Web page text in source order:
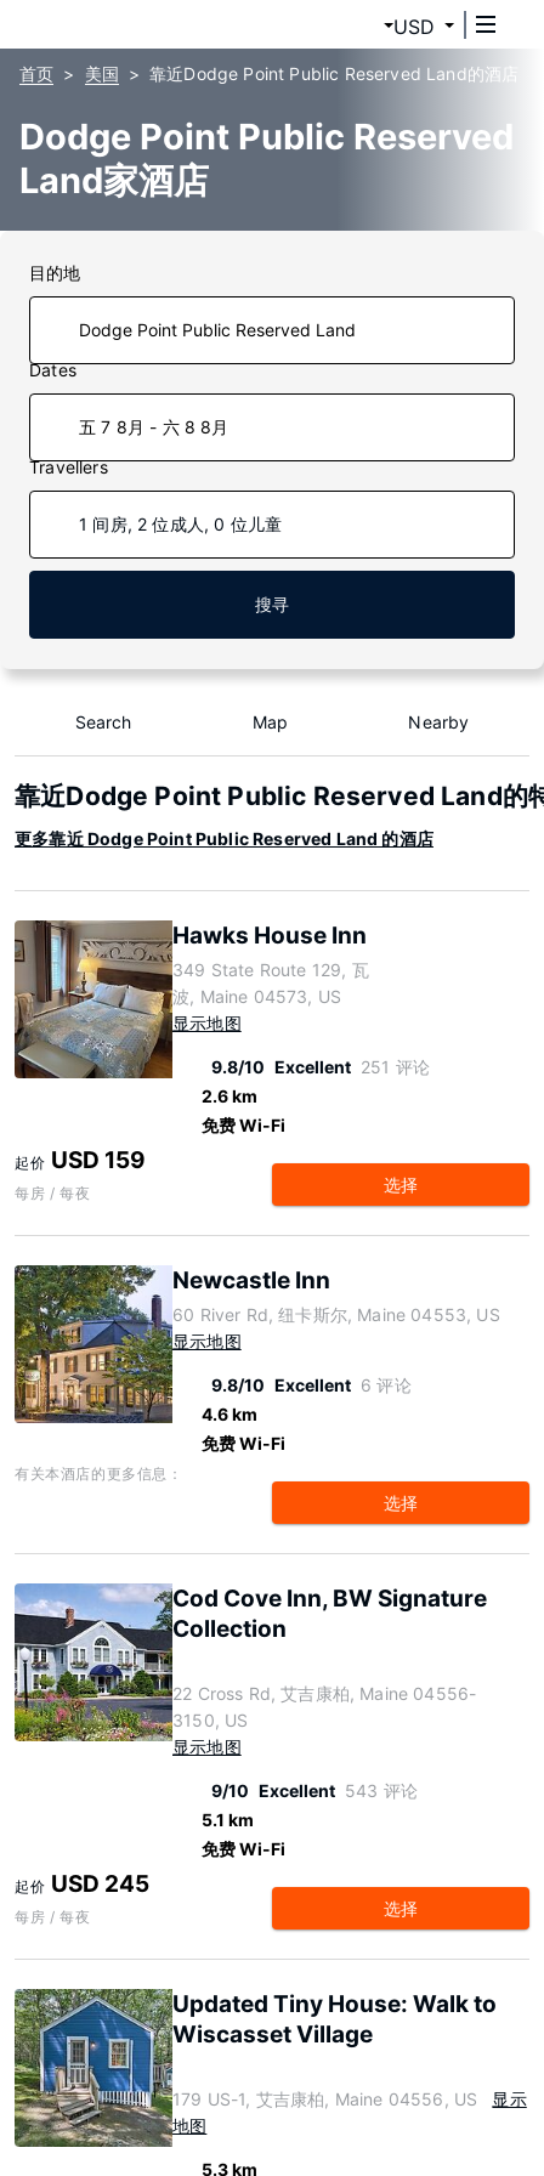
USD
首页 美国 靠近Dodge Point Public Reserved Land的酒店
Dodge Point Public Reserved
Land家酒店
目的地
Dates
五 7 8月 - 六 8 8月
Travellers
1 间房, 2 位成人, 0 位儿童
搜寻
Search Map Nearby
靠近Dodge Point Public Reserved Land的
更多靠近 Dodge Point Public Reserved Land 的酒店
Hawks House Inn
349 State Route 129, 瓦
波, Maine 04573, US
显示地图
9.8/10 Excellent 251 评论
2.6 km
免费 Wi-Fi
起价 USD 159
每房 / 每夜 选择
Newcastle Inn
60 River Rd, 纽卡斯尔, Maine 04553, US
显示地图
9.8/10 Excellent 6 评论
4.6 km
免费 Wi-Fi
有关本酒店的更多信息：
选择
Cod Cove Inn, BW Signature
Collection
22 Cross Rd, 艾吉康柏, Maine 04556-
3150, US
显示地图
9/10 Excellent 543 评论
5.1 km
免费 Wi-Fi
起价 USD 245
每房 / 每夜 选择
Updated Tiny House: Walk to
Wiscasset Village
179 US-1, 艾吉康柏, Maine 04556, US
显示
地图
5.3 km